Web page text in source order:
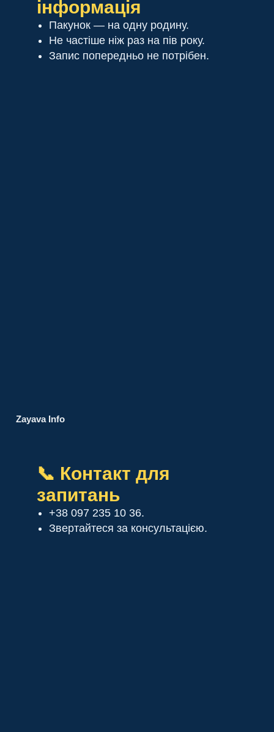
інформація
Пакунок — на одну родину.
Не частіше ніж раз на пів року.
Запис попередньо не потрібен.
Zayava Info
📞 Контакт для
запитань
+38 097 235 10 36.
Звертайтеся за консультацією.